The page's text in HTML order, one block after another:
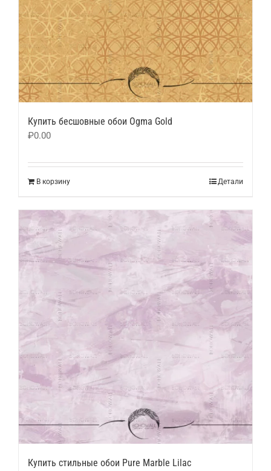
Купить бесшовные обои Ogma Gold
₽0.00
В корзину Детали
Купить стильные обои Pure Marble Lilac